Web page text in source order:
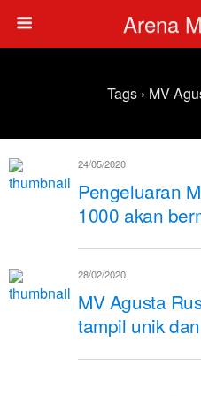
Arena
Tags › MV
24/05/2020
Pengeluaran
1000 akan
28/02/2020
MV Agusta
tampil unik